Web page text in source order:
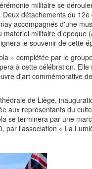
militaire se
Deux détachements du
accompagnés d'une
matériel militaire d'époque
le souvenir de cette
» complétée par le
à cette célébration. Elle
d'art commémorative
de Liège,
aux représentants du
se terminera par une
par l'association « La